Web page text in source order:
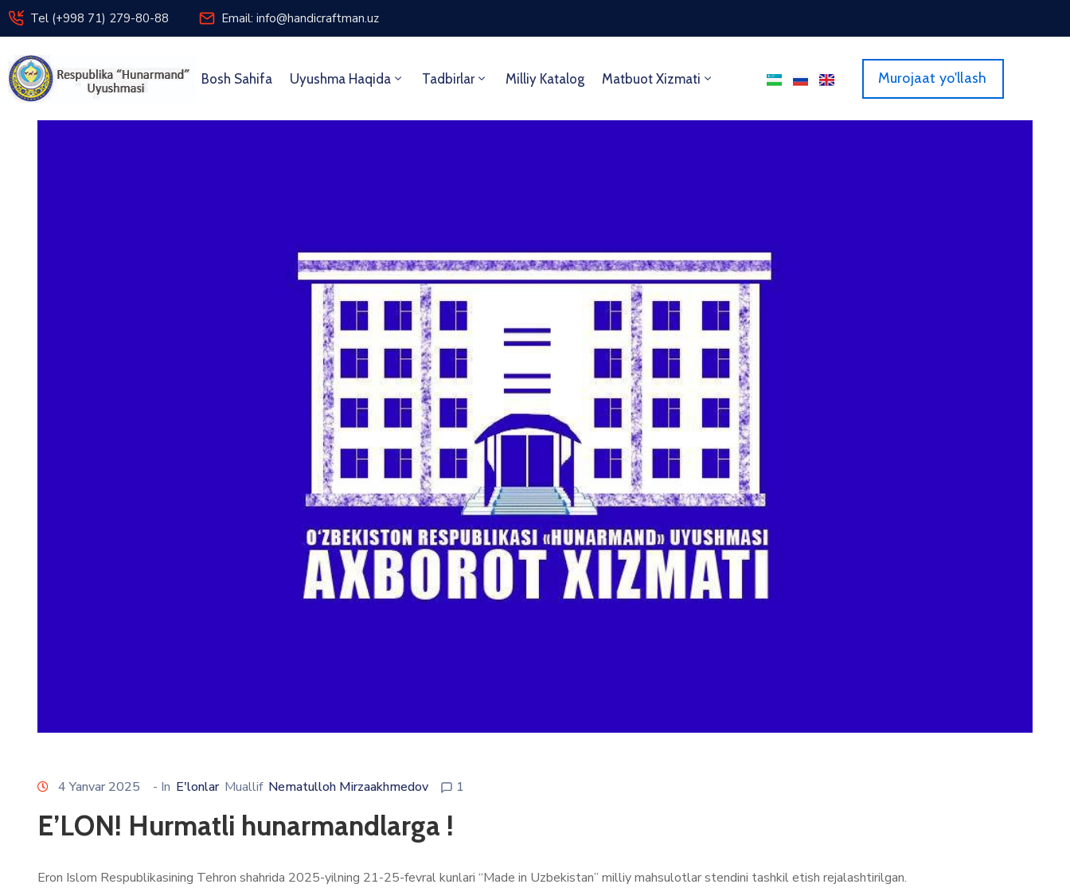
Tel (+998 71) 279-80-88 Email: info@handicraftman.uz
Bosh Sahifa Uyushma Haqida Tadbirlar Milliy Katalog Matbuot Xizmati Murojaat yo'llash
4 Yanvar 2025 - In E'lonlar Muallif Nematulloh Mirzaakhmedov 1
E’LON! Hurmatli hunarmandlarga !
Eron Islom Respublikasining Tehron shahrida 2025-yilning 21-25-fevral kunlari “Made in Uzbekistan” milliy mahsulotlar stendini tashkil etish rejalashtirilgan.